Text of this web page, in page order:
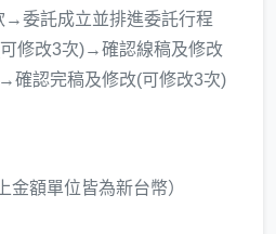
→委託成立並排進委託行程
修改3次)→確認線稿及修改
確認完稿及修改(可修改3次)
額單位皆為新台幣）